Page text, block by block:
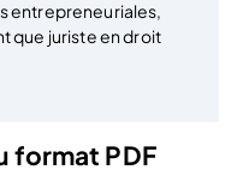
entrepreneuriales,
que juriste en droit
format PDF